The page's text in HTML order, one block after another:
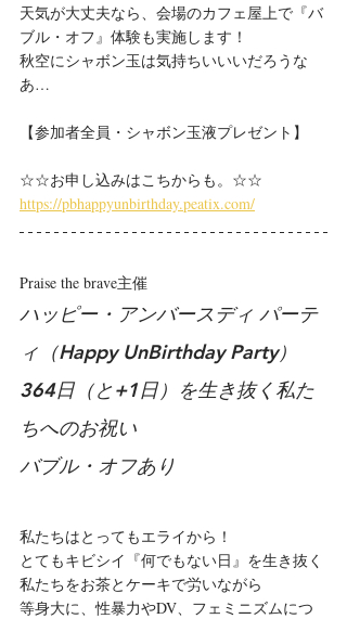
天気が大丈夫なら、会場のカフェ屋上で『バ
ブル・オフ』体験も実施します！
秋空にシャボン玉は気持ちいいいだろうな
あ…
【参加者全員・シャボン玉液プレゼント】
☆☆お申し込みはこちからも。☆☆
https://pbhappyunbirthday.peatix.com/
Praise the brave主催
ハッピー・アンバースディ パーテ
ィ（Happy UnBirthday Party）
364日（と+1日）を生き抜く私た
ちへのお祝い
バブル・オフあり
私たちはとってもエライから！
とてもキビシイ『何でもない日』を生き抜く
私たちをお茶とケーキで労いながら
等身大に、性暴力やDV、フェミニズムにつ